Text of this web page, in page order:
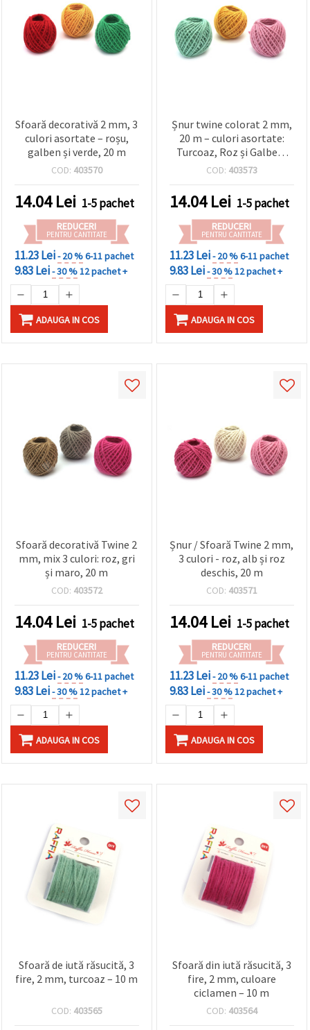
Sfoară decorativă 2 mm, 3
culori asortate – roșu,
galben și verde, 20 m
COD: 403570
14.04Lei 1-5 pachet
REDUCERI
PENTRU CANTITATE
11.23 Lei- 20 %6-11 pachet
9.83 Lei- 30 %12 pachet +
ADAUGA IN COS
Șnur twine colorat 2 mm,
20 m – culori asortate:
Turcoaz, Roz și Galben,
pentru proiecte DIY &
COD: 403573
14.04Lei 1-5 pachet
REDUCERI
PENTRU CANTITATE
11.23 Lei- 20 %6-11 pachet
9.83 Lei- 30 %12 pachet +
ADAUGA IN COS
Sfoară decorativă Twine 2
mm, mix 3 culori: roz, gri
și maro, 20 m
COD: 403572
14.04Lei 1-5 pachet
REDUCERI
PENTRU CANTITATE
11.23 Lei- 20 %6-11 pachet
9.83 Lei- 30 %12 pachet +
ADAUGA IN COS
Șnur / Sfoară Twine 2 mm,
3 culori - roz, alb și roz
deschis, 20 m
COD: 403571
14.04Lei 1-5 pachet
REDUCERI
PENTRU CANTITATE
11.23 Lei- 20 %6-11 pachet
9.83 Lei- 30 %12 pachet +
ADAUGA IN COS
Sfoară de iută răsucită, 3
fire, 2 mm, turcoaz – 10 m
COD: 403565
Sfoară din iută răsucită, 3
fire, 2 mm, culoare
ciclamen – 10 m
COD: 403564